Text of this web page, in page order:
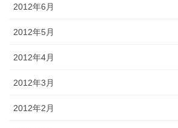
2012年6月
2012年5月
2012年4月
2012年3月
2012年2月